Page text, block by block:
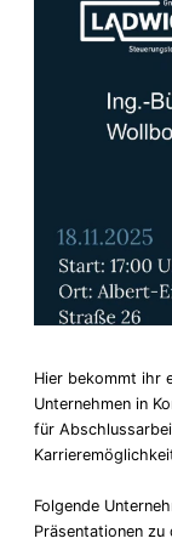
Hier bekommt ihr
Unternehmen in
für
Folgende
Präsentationen zu